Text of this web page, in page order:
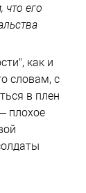
что его
как и
словам, с
в плен
плохое